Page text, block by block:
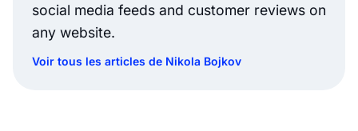
social media feeds and customer reviews on
any website.
Voir tous les articles de Nikola Bojkov